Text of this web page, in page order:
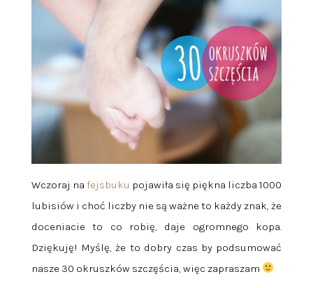
Wczoraj na fejsbuku pojawiła się piękna liczba 1000
lubisiów i choć liczby nie są ważne to każdy znak, że
doceniacie to co robię, daje ogromnego kopa.
Dziękuję! Myślę, że to dobry czas by podsumować
nasze 30 okruszków szczęścia, więc zapraszam